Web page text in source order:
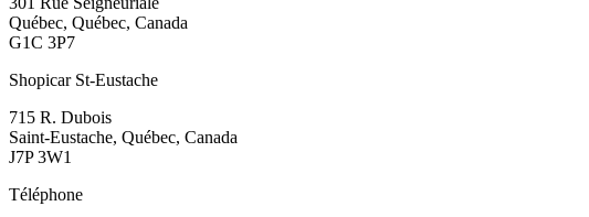
Québec, Québec, Canada
G1C 3P7
Shopicar St-Eustache
715 R. Dubois
Saint-Eustache, Québec, Canada
J7P 3W1
Téléphone